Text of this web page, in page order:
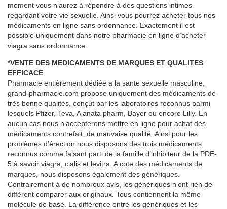
moment vous n’aurez à répondre à des questions intimes
regardant votre vie sexuelle. Ainsi vous pourrez acheter tous nos
médicaments en ligne sans ordonnance. Exactement il est
possible uniquement dans notre pharmacie en ligne d’acheter
viagra sans ordonnance.
*VENTE DES MEDICAMENTS DE MARQUES ET QUALITES
EFFICACE
Pharmacie entièrement dédiée a la sante sexuelle masculine,
grand-pharmacie.com propose uniquement des médicaments de
très bonne qualités, conçut par les laboratoires reconnus parmi
lesquels Pfizer, Teva, Ajanata pharm, Bayer ou encore Lilly. En
aucun cas nous n’accepterons mettre en ligne pour achat des
médicaments contrefait, de mauvaise qualité. Ainsi pour les
problèmes d’érection nous disposons des trois médicaments
reconnus comme faisant parti de la famille d’inhibiteur de la PDE-
5 à savoir viagra, cialis et levitra. A cote des médicaments de
marques, nous disposons également des génériques.
Contrairement à de nombreux avis, les génériques n’ont rien de
diffèrent comparer aux originaux. Tous contiennent la même
molécule de base. La différence entre les génériques et les